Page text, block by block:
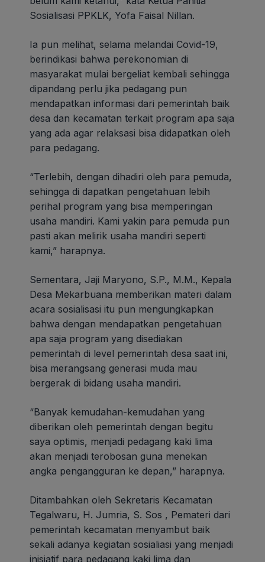
Sosialisasi PPKLK, Yofa Faisal Nillan.
Ia pun melihat, selama melandai Covid-19,
berindikasi bahwa perekonomian di
masyarakat mulai bergeliat kembali sehingga
dipandang perlu jika pedagang pun
mendapatkan informasi dari pemerintah baik
desa dan kecamatan terkait program apa saja
yang ada agar relaksasi bisa didapatkan oleh
para pedagang.
“Terlebih, dengan dihadiri oleh para pemuda,
sehingga di dapatkan pengetahuan lebih
perihal program yang bisa memperingan
usaha mandiri. Kami yakin para pemuda pun
pasti akan melirik usaha mandiri seperti
kami,” harapnya.
Sementara, Jaji Maryono, S.P., M.M., Kepala
Desa Mekarbuana memberikan materi dalam
acara sosialisasi itu pun mengungkapkan
bahwa dengan mendapatkan pengetahuan
apa saja program yang disediakan
pemerintah di level pemerintah desa saat ini,
bisa merangsang generasi muda mau
bergerak di bidang usaha mandiri.
“Banyak kemudahan-kemudahan yang
diberikan oleh pemerintah dengan begitu
saya optimis, menjadi pedagang kaki lima
akan menjadi terobosan guna menekan
angka pengangguran ke depan,” harapnya.
Ditambahkan oleh Sekretaris Kecamatan
Tegalwaru, H. Jumria, S. Sos , Pemateri dari
pemerintah kecamatan menyambut baik
sekali adanya kegiatan sosialiasi yang menjadi
inisiatif para pedagang kaki lima dan